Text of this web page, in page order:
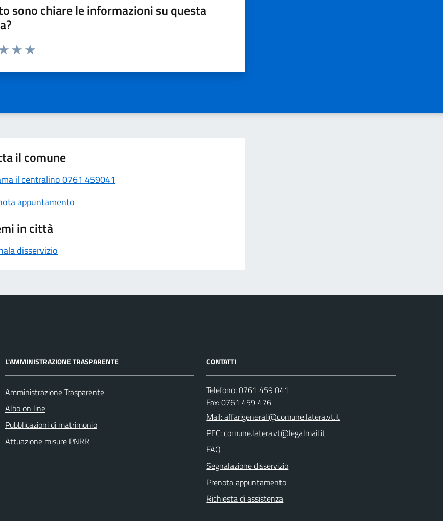
sono chiare le informazioni su questa
a 5 stelle la pagina
Valuta 4 stelle su 5
Valuta 3 stelle su 5
2 stelle su 5
1 stelle su 5
il comune
il centralino 0761 459041
appuntamento
in città
disservizio
L'AMMINISTRAZIONE TRASPARENTE
Amministrazione Trasparente
Albo on line
Pubblicazioni di matrimonio
Attuazione misure PNRR
CONTATTI
Telefono: 0761 459 041
Fax: 0761 459 476
Mail: affarigenerali@comune.latera.vt.it
PEC: comune.latera.vt@legalmail.it
FAQ
Segnalazione disservizio
Prenota appuntamento
Richiesta di assistenza